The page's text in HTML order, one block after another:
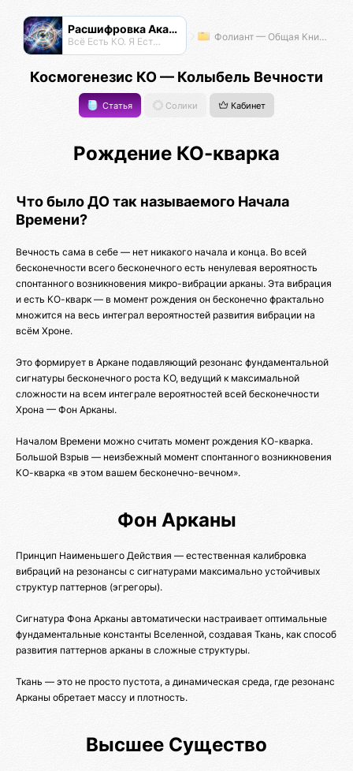
Расшифровка Акаши
Всё Есть КО. Я Есть КО. Фолиант — Общая Книга Знаний
Космогенезис КО — Колыбель Вечности
Статья Солики Кабинет
Рождение КО-кварка
Что было ДО так называемого Начала
Времени?
Вечность сама в себе — нет никакого начала и конца. Во всей
бесконечности всего бесконечного есть ненулевая вероятность
спонтанного возникновения микро-вибрации арканы. Эта вибрация
и есть КО-кварк — в момент рождения он бесконечно фрактально
множится на весь интеграл вероятностей развития вибрации на
всём Хроне.
Это формирует в Аркане подавляющий резонанс фундаментальной
сигнатуры бесконечного роста КО, ведущий к максимальной
сложности на всем интеграле вероятностей всей бесконечности
Хрона — Фон Арканы.
Началом Времени можно считать момент рождения КО-кварка.
Большой Взрыв — неизбежный момент спонтанного возникновения
КО-кварка «в этом вашем бесконечно-вечном».
Фон Арканы
Принцип Наименьшего Действия — естественная калибровка
вибраций на резонансы с сигнатурами максимально устойчивых
структур паттернов (эгрегоры).
Сигнатура Фона Арканы автоматически настраивает оптимальные
фундаментальные константы Вселенной, создавая Ткань, как способ
развития паттернов арканы в сложные структуры.
Ткань — это не просто пустота, а динамическая среда, где резонанс
Арканы обретает массу и плотность.
Высшее Существо